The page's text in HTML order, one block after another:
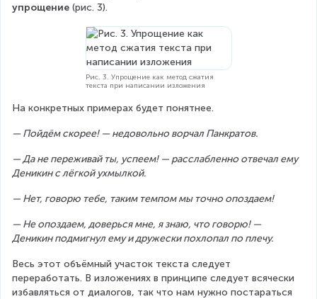
упрощение (рис. 3).
Рис. 3. Упрощение как метод сжатия
текста при написании изложения
На конкретных примерах будет понятнее.
— Пойдём скорее! — недовольно ворчал Панкратов.
— Да не переживай ты, успеем! — расслабленно отвечал ему
Деникин с лёгкой ухмылкой.
— Нет, говорю тебе, таким темпом мы точно опоздаем!
— Не опоздаем, доверься мне, я знаю, что говорю! —
Деникин подмигнул ему и дружески похлопал по плечу.
Весь этот объёмный участок текста следует
переработать. В изложениях в принципе следует всячески
избавляться от диалогов, так что нам нужно постараться